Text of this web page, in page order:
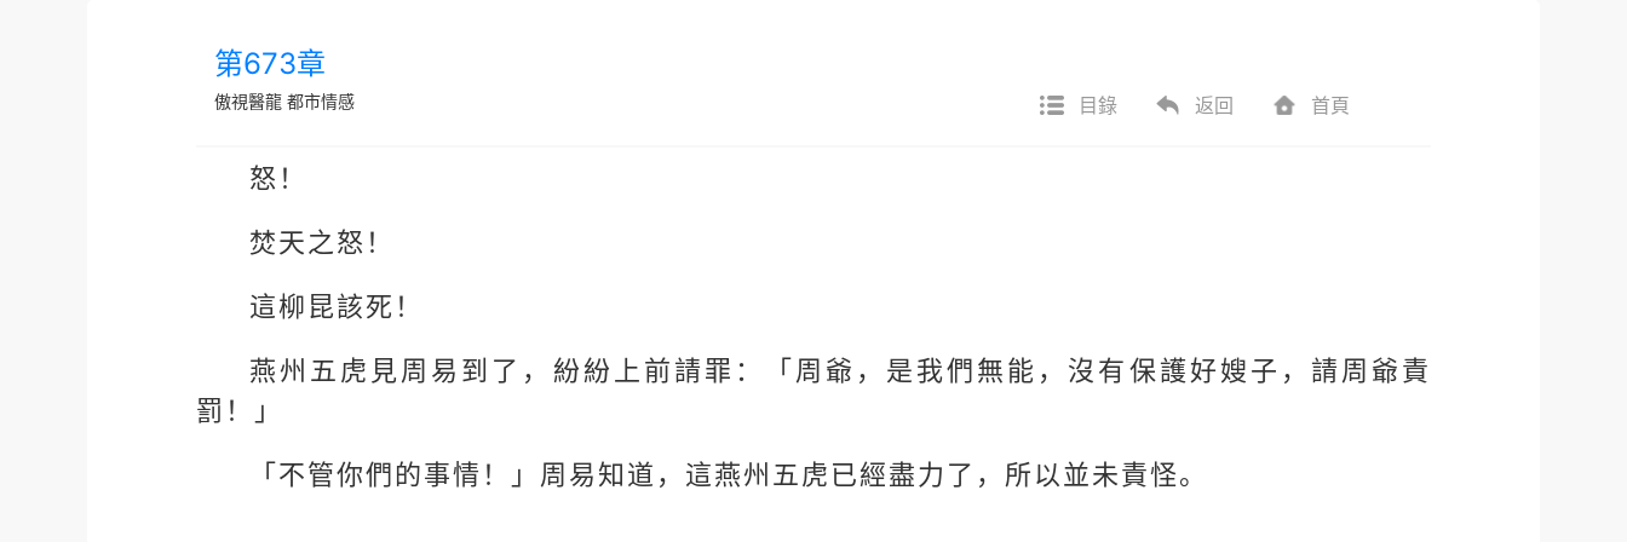
第673章
傲視醫龍 都市情感 目錄 返回 首頁
怒！
焚天之怒！
這柳昆該死！
燕州五虎見周易到了，紛紛上前請罪：「周爺，是我們無能，沒有保護好嫂子，請周爺責
罰！」
「不管你們的事情！」周易知道，這燕州五虎已經盡力了，所以並未責怪。